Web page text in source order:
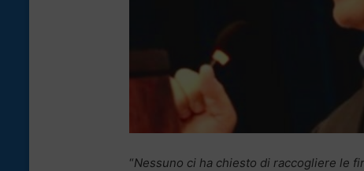
“Nessuno ci ha chiesto di raccogliere le